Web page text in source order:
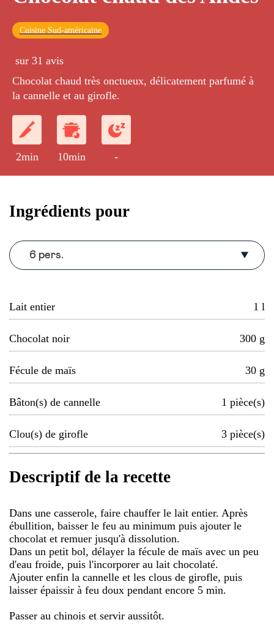
Cuisine Sud-américaine
sur 31 avis
Chocolat chaud très onctueux, délicatement parfumé à
la cannelle et au girofle.
2min 10min -
Ingrédients pour
6 pers.
Lait entier 1 l
Chocolat noir 300 g
Fécule de maïs 30 g
Bâton(s) de cannelle 1 pièce(s)
Clou(s) de girofle 3 pièce(s)
Descriptif de la recette
Dans une casserole, faire chauffer le lait entier. Après
ébullition, baisser le feu au minimum puis ajouter le
chocolat et remuer jusqu'à dissolution.
Dans un petit bol, délayer la fécule de maïs avec un peu
d'eau froide, puis l'incorporer au lait chocolaté.
Ajouter enfin la cannelle et les clous de girofle, puis
laisser épaissir à feu doux pendant encore 5 min.
Passer au chinois et servir aussitôt.